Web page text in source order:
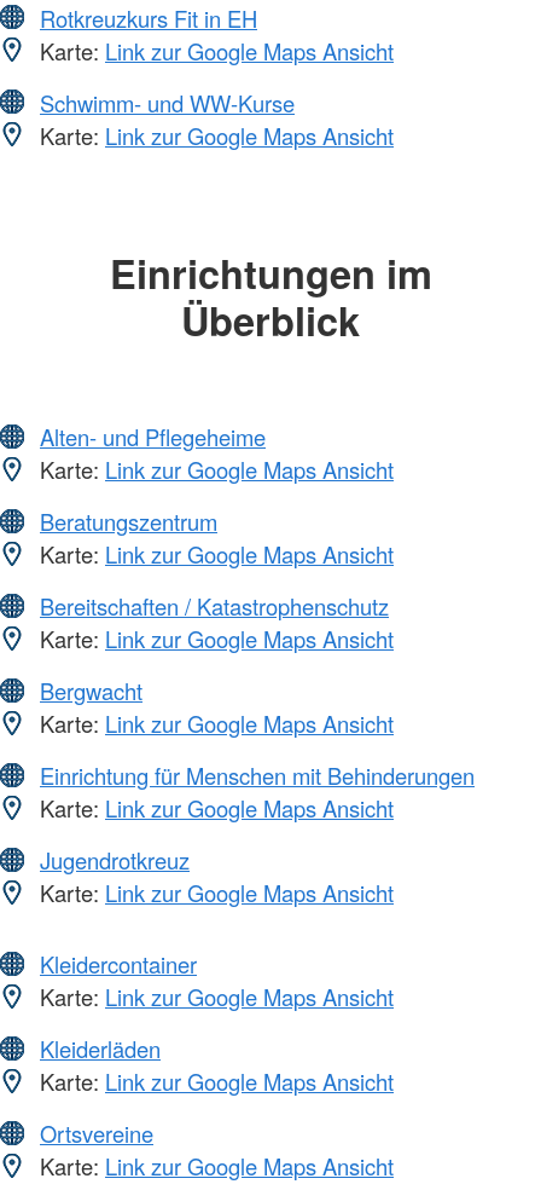
Rotkreuzkurs Fit in EH
Karte: Link zur Google Maps Ansicht
Schwimm- und WW-Kurse
Karte: Link zur Google Maps Ansicht
Einrichtungen im
Überblick
Alten- und Pflegeheime
Karte: Link zur Google Maps Ansicht
Beratungszentrum
Karte: Link zur Google Maps Ansicht
Bereitschaften / Katastrophenschutz
Karte: Link zur Google Maps Ansicht
Bergwacht
Karte: Link zur Google Maps Ansicht
Einrichtung für Menschen mit Behinderungen
Karte: Link zur Google Maps Ansicht
Jugendrotkreuz
Karte: Link zur Google Maps Ansicht
Kleidercontainer
Karte: Link zur Google Maps Ansicht
Kleiderläden
Karte: Link zur Google Maps Ansicht
Ortsvereine
Karte: Link zur Google Maps Ansicht